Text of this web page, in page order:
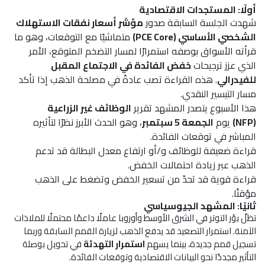
أولًا: المستجدات الاقتصادية
شهدت الجلسة السابقة صدورمؤشر أسعار نفقات الاستهلاك
الشخصي الأساسي (PCE Core)
متماشيًا مع التوقعات، وهو ما
قرأته الأسواق بوصفه استمرارًا لمسار التضخم المتوقع، الأمر
الذي عزز ترجيحاتخفض الفائدة في الاجتماع المقبل
للفيدرالي. هذه القراءة تصب عادةً في مصلحة الذهب إذا تأكد
مسار التيسير النقدي.
هذا الأسبوع يتصدر المشهد تقريرالوظائف غير الزراعية
(NFP)
يومالجمعة 5 سبتمبر
، وهو الحدث الأبرز نظرًا لتأثيره
المباشر في توقعات الفائدة.
قراءة ضعيفة للوظائف و/أو ارتفاع معدل البطالة قد تدعم
الذهب عبر زيادة احتمالات الخفض.
قراءة قوية قد تحدّ من تسعير الخفض وتضغط على الذهب
مؤقتًا.
ثانيًا: المشهد الجيوسياسي
تظلّ بؤر التوتر في الشرق الأوسط وأوروبا عاملًا داعمًا محتملًا للملاذات
الآمنة. استمرار التصعيد قد يدفع الذهب لزيارة القمم السابقة وربما
تسجيل قمم جديدة، بينما يسهماستمرار التهدئةفي تحويل بوصلة
التأثير مجددًا نحو البيانات الاقتصادية وتوقعات الفائدة.